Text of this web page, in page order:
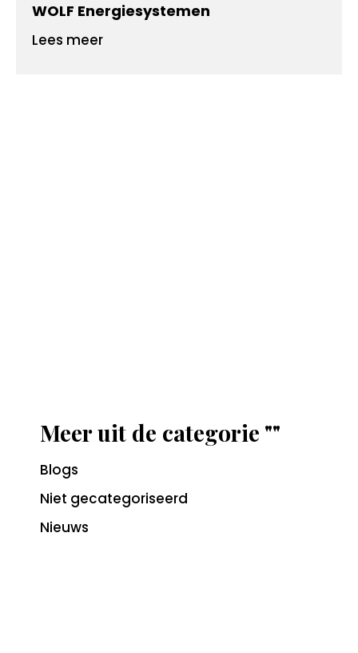
WOLF Energiesystemen
Lees meer
Meer uit de categorie ""
Blogs
Niet gecategoriseerd
Nieuws